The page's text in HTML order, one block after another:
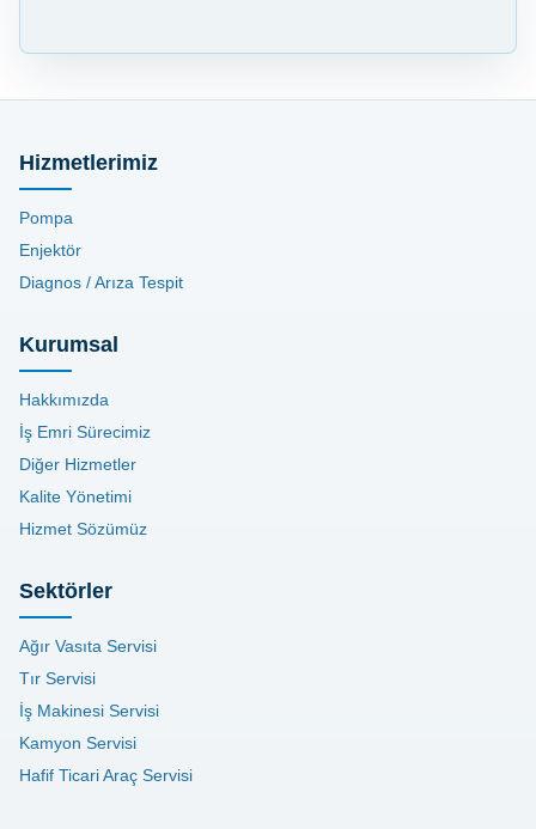
Hizmetlerimiz
Pompa
Enjektör
Diagnos / Arıza Tespit
Kurumsal
Hakkımızda
İş Emri Sürecimiz
Diğer Hizmetler
Kalite Yönetimi
Hizmet Sözümüz
Sektörler
Ağır Vasıta Servisi
Tır Servisi
İş Makinesi Servisi
Kamyon Servisi
Hafif Ticari Araç Servisi